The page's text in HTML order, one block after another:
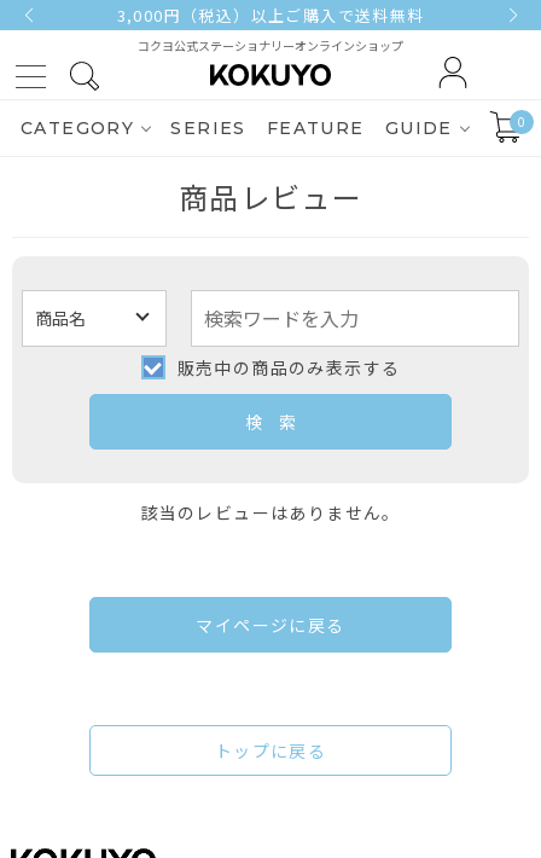
3,000円（税込）以上ご購入で送料無料
コクヨ公式ステーショナリーオンラインショップ
CATEGORY SERIES FEATURE GUIDE 0
商品レビュー
販売中の商品のみ表示する
該当のレビューはありません。
マイページに戻る
トップに戻る